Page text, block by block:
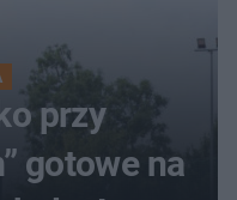
przy
gotowe na